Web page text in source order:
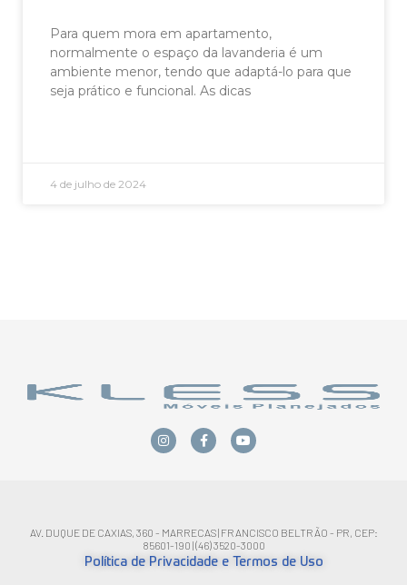
Para quem mora em apartamento,
normalmente o espaço da lavanderia é um
ambiente menor, tendo que adaptá-lo para que
seja prático e funcional. As dicas
4 de julho de 2024
AV. DUQUE DE CAXIAS, 360 - MARRECAS | FRANCISCO BELTRÃO - PR, CEP:
85601-190 | (46) 3520-3000
Política de Privacidade e Termos de Uso